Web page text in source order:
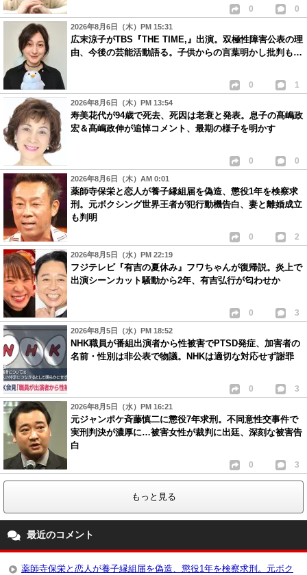
0 0
2026年8月6日（木）PM 15:31
広末涼子がTBS『THE TIME,』出演。双極性障害公表の理
由、今後の芸能活動語る。子供からの言葉明かし批判も…
0 1
2026年8月6日（木）PM 13:54
寿美花代が94歳で死去、死因は老衰と発表。息子の髙嶋政
宏＆髙嶋政伸が追悼コメント、最期の様子を明かす
0 0
2026年8月6日（木）AM 0:01
薬師寺保栄と恋人が養子縁組届を偽造、懲役1年を検察求
刑。元ボクシング世界王者が犯行動機告白、妻と離婚成立
も判明
0 2
2026年8月5日（水）PM 22:19
フジテレビ『有吉の夏休み』フワちゃんが復帰説。炎上で
出演シーンカット騒動から2年、有吉弘行が匂わせか
0 3
2026年8月5日（水）PM 18:52
NHK職員が番組出演者から性被害でPTSD発症、加害者の
名前・性別は非公表で物議。NHKは適切な対応せず謝罪
0 3
2026年8月5日（水）PM 16:21
元ジャンポケ斉藤慎二に懲役7年求刑。不同意性交事件で
実刑判決が濃厚に…被害女性が裁判に出廷、深刻な被害告
白
0 3
もっと見る
最近のコメント
薬師寺保栄と恋人が養子縁組届を偽造、懲役1年を検察求刑。元ボク